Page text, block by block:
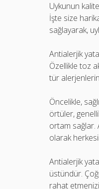
Uykunun
İşte size
sağlayarak,
Antialerjik
Özellikle toz
tür
Öncelikle,
örtüler,
ortam sağlar.
olarak
Antialerjik
üstündür.
rahat etmenizi